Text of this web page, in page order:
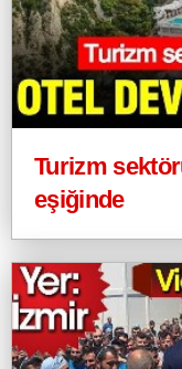
Turizm
eşiğinde